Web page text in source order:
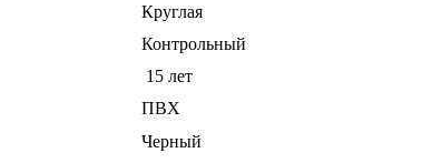
Круглая
Контрольный
15 лет
ПВХ
Черный